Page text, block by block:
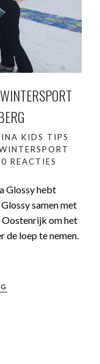
KIDS TIPS
0 REACTIES
Glossy hebt
samen met
Oostenrijk om het
de loep te nemen.